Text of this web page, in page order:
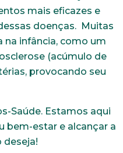
mais eficazes e
doenças. Muitas
na infância, como um
(acúmulo de
provocando seu
Saúde. Estamos aqui
bem-estar e alcançar a
deseja!
sólida, ética e
estar dos seus